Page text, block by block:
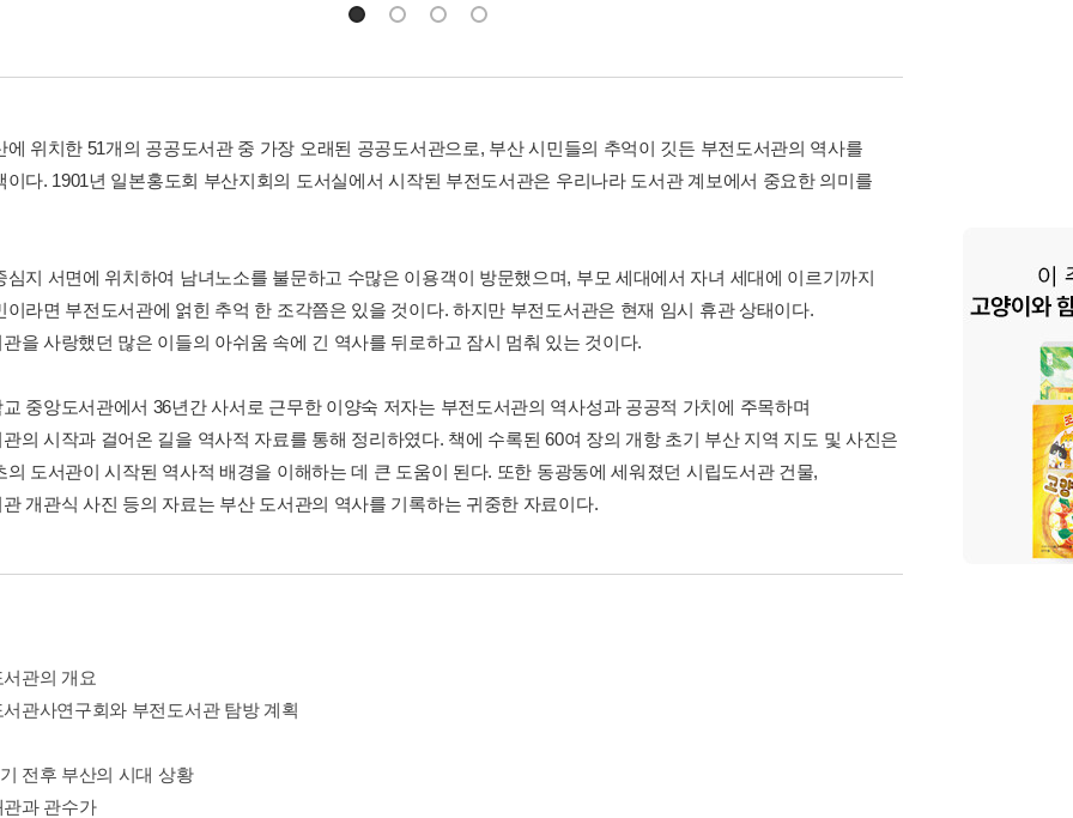
에 위치한 51개의 공공도서관 중 가장 오래된 공공도서관으로, 부산 시민들의 추억이 깃든 부전도서관의 역사를
이다. 1901년 일본홍도회 부산지회의 도서실에서 시작된 부전도서관은 우리나라 도서관 계보에서 중요한 의미를
심지 서면에 위치하여 남녀노소를 불문하고 수많은 이용객이 방문했으며, 부모 세대에서 자녀 세대에 이르기까지
이라면 부전도서관에 얽힌 추억 한 조각쯤은 있을 것이다. 하지만 부전도서관은 현재 임시 휴관 상태이다.
을 사랑했던 많은 이들의 아쉬움 속에 긴 역사를 뒤로하고 잠시 멈춰 있는 것이다.
중앙도서관에서 36년간 사서로 근무한 이양숙 저자는 부전도서관의 역사성과 공공적 가치에 주목하며
의 시작과 걸어온 길을 역사적 자료를 통해 정리하였다. 책에 수록된 60여 장의 개항 초기 부산 지역 지도 및 사진은
의 도서관이 시작된 역사적 배경을 이해하는 데 큰 도움이 된다. 또한 동광동에 세워졌던 시립도서관 건물,
개관식 사진 등의 자료는 부산 도서관의 역사를 기록하는 귀중한 자료이다.
관의 개요
관사연구회와 부전도서관 탐방 계획
전후 부산의 시대 상황
과 관수가